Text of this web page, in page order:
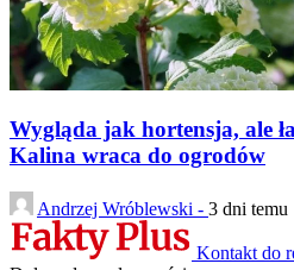
Wygląda jak hortensja, ale
Kalina wraca do ogrodów
Andrzej Wróblewski - 3 dni temu
Kontakt do